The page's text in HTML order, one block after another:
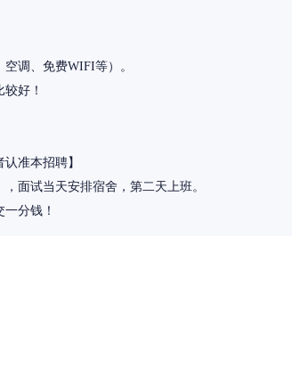
调、免费WIFI等）。
好！
准本招聘】
面试当天安排宿舍，第二天上班。
分钱！